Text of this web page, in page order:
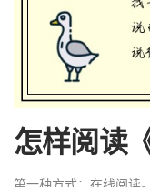
怎样阅读